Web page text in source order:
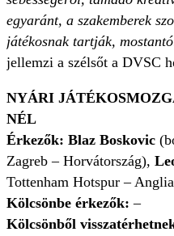
egyaránt, a szakemberek
játékosnak tartják,
jellemzi a szélsőt a DVSC
NYÁRI
NÉL
Érkezők: Blaz Boskovic
Zagreb – Horvátország),
Tottenham Hotspur –
Kölcsönbe érkezők: –
Kölcsönből